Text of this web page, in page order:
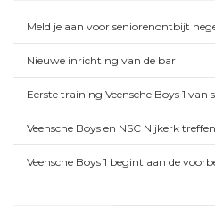
Meld je aan voor seniorenontbijt
Nieuwe inrichting van de bar
Eerste training Veensche Boys 1 van
Veensche Boys en NSC Nijkerk
Veensche Boys 1 begint aan de